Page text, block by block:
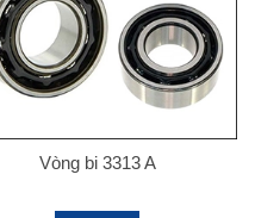
Vòng bi 3313 A